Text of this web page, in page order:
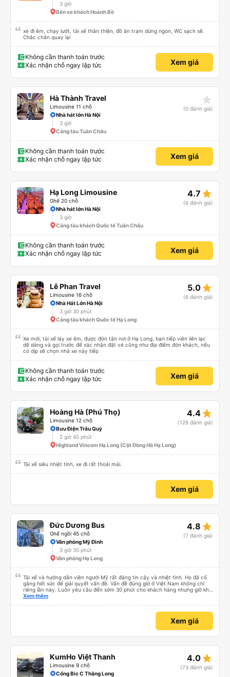
3 giờ
Bến xe khách Hoành Bồ
xe đi êm, chạy lướt, tài xế thân thiện, đồ ăn trạm dừng ngon, WC sạch sẽ.
Chắc chắn quay lại
Không cần thanh toán trước
Xác nhận chỗ ngay lập tức
Xem giá
Hà Thành Travel
Limousine 11 chỗ
star_rate
(0 đánh giá)
Nhà hát lớn Hà Nội
3 giờ
Cảng tàu Tuần Châu
Không cần thanh toán trước
Xác nhận chỗ ngay lập tức
Xem giá
Hạ Long Limousine
Ghế 20 chỗ
4.7 star_rate
(6 đánh giá)
Nhà hát lớn Hà Nội
3 giờ
Cảng tàu khách Quốc tế Tuần Châu
Không cần thanh toán trước
Xác nhận chỗ ngay lập tức
Xem giá
Lê Phan Travel
Limousine 16 chỗ
5.0 star_rate
(6 đánh giá)
Nhà Hát Lớn Hà Nội
3 giờ 30 phút
Cảng tàu khách Quốc tế Hạ Long
Xe mới, tài xế láy xe êm, được đón tận nơi ở Hạ Long, bạn tiếp viên liên lạc
dễ dàng và gọi trước để xác nhận đặt vé cũng như địa điểm đón khách, nếu
có dịp sẽ chọn nhà xe này tiếp
Không cần thanh toán trước
Xác nhận chỗ ngay lập tức
Xem giá
Hoàng Hà (Phú Thọ)
Limousine 12 chỗ
4.4 star_rate
(128 đánh giá)
Bưu Điện Trâu Quỳ
2 giờ 40 phút
Highland Vincom Hạ Long (Cột Đồng Hồ Hạ Long)
Tài xế siêu nhiệt tình, xe đi rất thoải mái.
Xem giá
Đức Dương Bus
Ghế ngồi 45 chỗ
4.8 star_rate
(7 đánh giá)
Văn phòng Mỹ Đình
3 giờ 30 phút
Văn phòng Hạ Long
Tài xế và hướng dẫn viên người Mỹ rất đáng tin cậy và nhiệt tình. Họ đã cố
gắng hết sức để giải quyết vấn đề. Vấn đề đúng giờ ở Việt Nam không chỉ
riêng lần này. Luôn yêu cầu đến sớm 30 phút cho khách hàng nhưng giờ khởi
hành thường trễ 30 phút. Ngoài ra thì tôi rất hài lòng.
Xem thêm
Xem giá
KumHo Việt Thanh
Limousine 9 chỗ
4.0 star_rate
(73 đánh giá)
Cổng Bic C Thăng Long